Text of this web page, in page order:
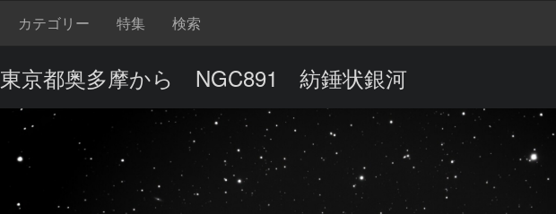
カテゴリー 特集 検索
東京都奥多摩から NGC891 紡錘状銀河